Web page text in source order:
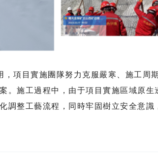
項目實施團隊努力克服嚴寒、施工
施工過程中，由于項目實施區域原
調整工藝流程，同時牢固樹立安全意